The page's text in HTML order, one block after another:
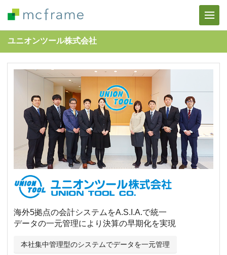
ユニオンツール株式会社
海外5拠点の会計システムをA.S.I.A.で統一
データの一元管理により決算の早期化を実現
本社集中管理型のシステムでデータを一元管理